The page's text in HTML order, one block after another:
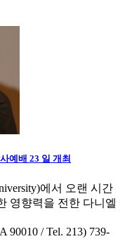
예배 23 일 개최
에서 오랜 시간
영향력을 전한 다니엘
90010 / Tel. 213) 739-